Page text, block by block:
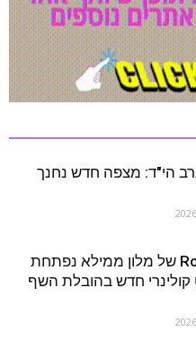
הי"ד: מצפה חדש נחנך
מסעדת ה-RoofTop של מלון ממילא נפתחת
חדש בהובלת השף